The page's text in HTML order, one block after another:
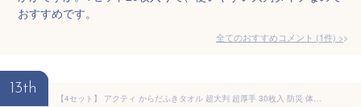
おすすめです。
全てのおすすめコメント (1件) >
13th
【4セット】 アクティ からだふきタオル 超大判 超厚手 30枚入 防災 体拭きシート風呂代わり 入院 使い捨て 長期保存 日本製紙 クレシア 犬用品 ペット用 ウェットタオル 除菌 衛生用品 介護用 からだ拭き 清潔 おしりふき 体拭き 入浴ケア 介護 介助 大判シート 業務用